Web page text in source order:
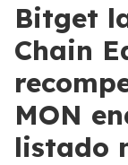
Bitget
Chain
MON
listado